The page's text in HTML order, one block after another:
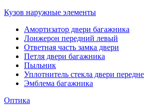
Кузов наружные элементы
Амортизатор двери багажника
Лонжерон передний левый
Ответная часть замка двери
Петля двери багажника
Пыльник
Уплотнитель стекла двери
Эмблема багажника
Оптика